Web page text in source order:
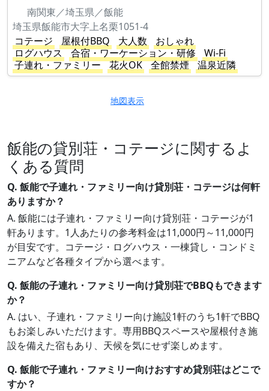
南関東／埼玉県／飯能
埼玉県飯能市大字上名栗1051-4
コテージ
屋根付BBQ 大人数
おしゃれ
ログハウス
合宿・ワーケーション・研修
Wi-Fi
子連れ・ファミリー
花火OK 全館禁煙 温泉近隣
地図表示
飯能の貸別荘・コテージに関するよ
くある質問
Q. 飯能で子連れ・ファミリー向け貸別荘・コテージは何軒
ありますか？
A. 飯能には子連れ・ファミリー向け貸別荘・コテージが1
軒あります。1人あたりの参考料金は11,000円～11,000円
が目安です。コテージ・ログハウス・一棟貸し・コンドミ
ニアムなど各種タイプから選べます。
Q. 飯能の子連れ・ファミリー向け貸別荘でBBQもできます
か？
A. はい、子連れ・ファミリー向け施設1軒のうち1軒でBBQ
もお楽しみいただけます。専用BBQスペースや屋根付き施
設を備えた宿もあり、天候を気にせず楽しめます。
Q. 飯能で子連れ・ファミリー向けおすすめ貸別荘はどこで
すか？